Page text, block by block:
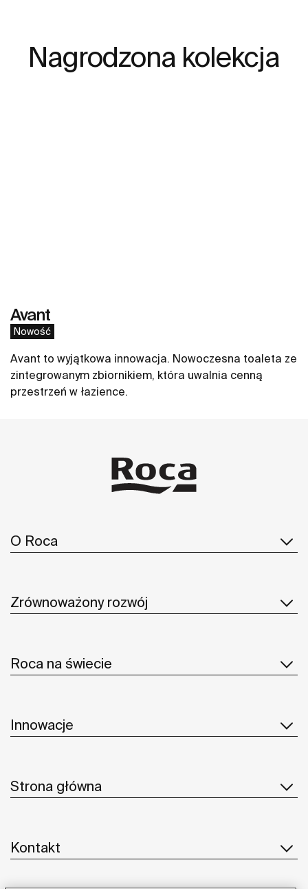
Nagrodzona kolekcja
Avant
Nowość
Avant to wyjątkowa innowacja. Nowoczesna toaleta ze
zintegrowanym zbiornikiem, która uwalnia cenną
przestrzeń w łazience.
O Roca
Zrównoważony rozwój
Roca na świecie
Innowacje
Strona główna
Kontakt